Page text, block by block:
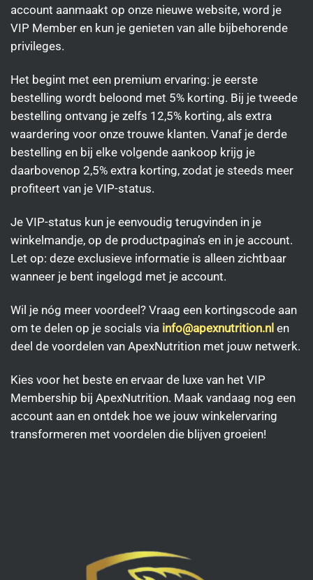
account aanmaakt op onze nieuwe website, word je
VIP Member en kun je genieten van alle bijbehorende
privileges.
Het begint met een premium ervaring: je eerste
bestelling wordt beloond met 5% korting. Bij je tweede
bestelling ontvang je zelfs 12,5% korting, als extra
waardering voor onze trouwe klanten. Vanaf je derde
bestelling en bij elke volgende aankoop krijg je
daarbovenop 2,5% extra korting, zodat je steeds meer
profiteert van je VIP-status.
Je VIP-status kun je eenvoudig terugvinden in je
winkelmandje, op de productpagina’s en in je account.
Let op: deze exclusieve informatie is alleen zichtbaar
wanneer je bent ingelogd met je account.
Wil je nóg meer voordeel? Vraag een kortingscode aan
om te delen op je socials via info@apexnutrition.nl en
deel de voordelen van ApexNutrition met jouw netwerk.
Kies voor het beste en ervaar de luxe van het VIP
Membership bij ApexNutrition. Maak vandaag nog een
account aan en ontdek hoe we jouw winkelervaring
transformeren met voordelen die blijven groeien!